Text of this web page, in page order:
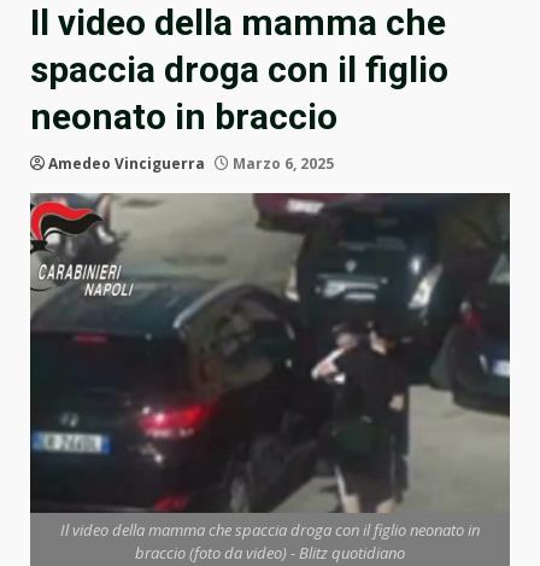
Il video della mamma che
spaccia droga con il figlio
neonato in braccio
Amedeo Vinciguerra Marzo 6, 2025
Il video della mamma che spaccia droga con il figlio neonato in
braccio (foto da video) - Blitz quotidiano